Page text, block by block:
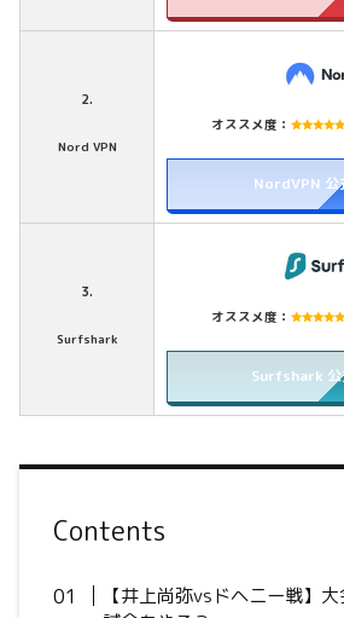
2.
Nord VPN
オススメ度：
NordVPN 公
3.
Surfshark
オススメ度：
Surfshark 公
Contents
【井上尚弥vsドヘニー戦】